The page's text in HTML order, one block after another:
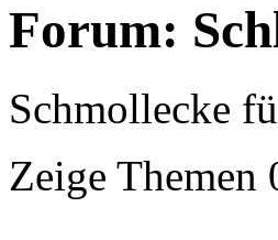
Forum:
Schmollecke
Zeige Themen